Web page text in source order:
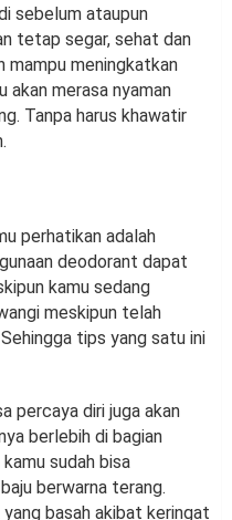
sebelum ataupun
tetap segar, sehat dan
mampu meningkatkan
akan merasa nyaman
Tanpa harus khawatir
perhatikan adalah
deodorant dapat
kamu sedang
meskipun telah
tips yang satu ini
percaya diri juga akan
berlebih di bagian
sudah bisa
berwarna terang.
basah akibat keringat